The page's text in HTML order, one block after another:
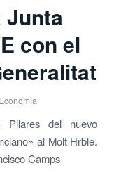
Junta
con el
Pilares del nuevo
al Molt Hrble.
Camps